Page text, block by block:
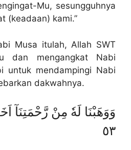
Mu, sesungguhnya
(keadaan) kami.”
Musa itulah, Allah SWT
dan mengangkat Nabi
untuk mendampingi Nabi
dakwahnya.
وَوَهَبْنَا لَهٗ مِنْ رَّحْمَتِنَآ
٥٣